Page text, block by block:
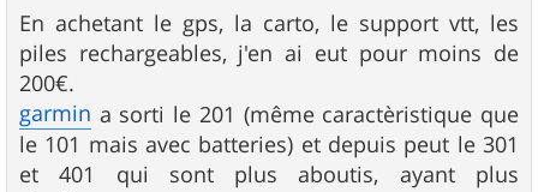
En achetant le gps, la carto, le support vtt, les
piles rechargeables, j'en ai eut pour moins de
200€.
garmin a sorti le 201 (même caractèristique que
le 101 mais avec batteries) et depuis peut le 301
et 401 qui sont plus aboutis, ayant plus